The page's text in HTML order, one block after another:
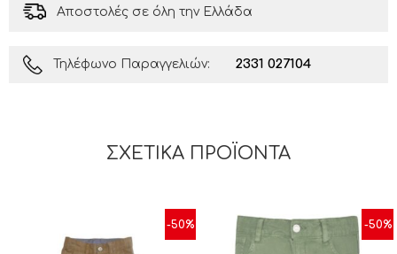
Αποστολές σε όλη την Ελλάδα
Τηλέφωνο Παραγγελιών: 2331 027104
ΣΧΕΤΙΚΆ ΠΡΟΪΌΝΤΑ
-50% -50%